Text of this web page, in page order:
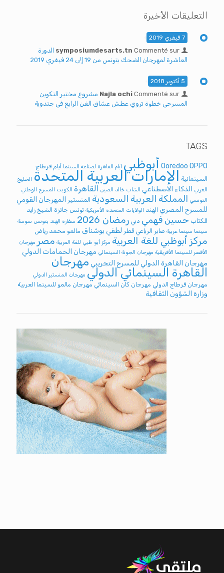
التعليقات الأخيرة
7 فيفري 2019
symposiumdesarts.tn Commenté sur
الدورة
العاشرة لمهرجان الضحك بتونس من 19 إلى 24 فيفري 2019
5 أكتوبر 2018
Najla ochi Commenté sur
مشروع مختبر التكوين
المسرحي خطوة تروي عطش عشاق الفن الرابع في جندوبة
TAGS
Ooredoo OPPO أبوظبي أيام القاهرة لصناعة السينما أيام قرطاج
السينمائية الإمارات العربية المتحدة الخليج
العربي
الذكاء الاصطناعي الشاب خالد الصين القاهرة الكويت المسرح الوطني
التونسي
المملكة العربية السعودية المنستير
المهرجان القومي
للمسرح المصري الهند الولايات المتحدة الأمريكية تونس جائزة الشيخ زايد
للكتاب حسين فهمي دبي رمضان 2026 سفارة الهند بتونس سوسة
سينما سينما عربية صابر الرباعي قطر لطفي بوشناق مالمو محمد رياض
مركز أبوظبي للغة العربية مركز أبو ظبي للغة العربية مصر مهرجان
الأقصر للسينما الأفريقية مهرجان الجونة السينمائي مهرجان الحمامات الدولي
مهرجان القاهرة الدولي للمسرح التجريبي مهرجان
القاهرة السينمائي الدولي مهرجان المنستير الدولي
مهرجان قرطاج الدولي مهرجان كان السينمائي مهرجان مالمو للسينما العربية
وزارة الشؤون الثقافية